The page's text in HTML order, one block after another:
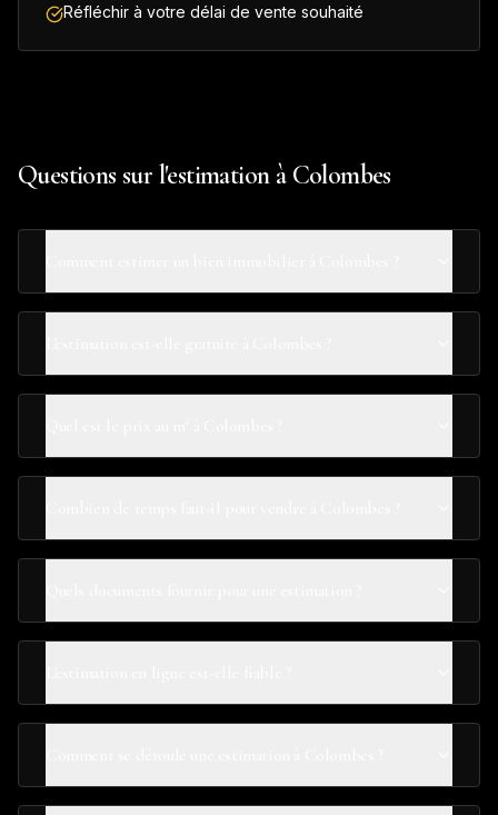
Réfléchir à votre délai de vente souhaité
Questions sur l'estimation à Colombes